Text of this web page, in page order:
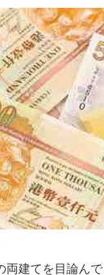
建てを目論ん